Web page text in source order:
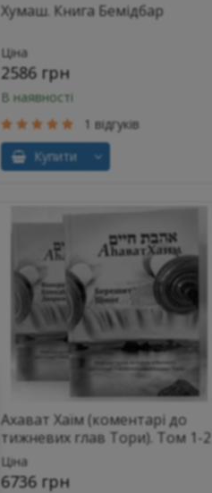
Хумаш. Книга Бемідбар
Ціна
2586 грн
В наявності
1 відгуків
Купити
Ахават Хаїм (коментарі до
тижневих глав Тори). Том 1-2
Ціна
6736 грн